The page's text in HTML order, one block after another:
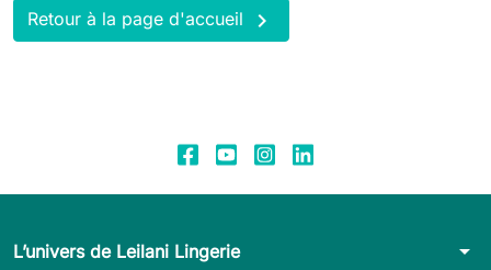
Retour à la page d'accueil 
L’univers de Leilani Lingerie arrow_drop_down